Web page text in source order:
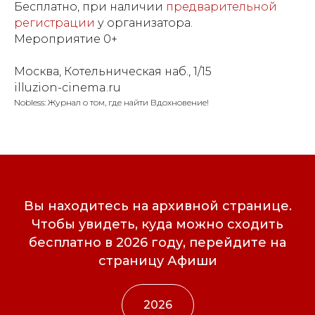
Бесплатно, при наличии предварительной
регистрации у организатора.
Мероприятие 0+
Москва, Котельническая наб., 1/15
illuzion-cinema.ru
Nobless: Журнал о том, где найти Вдохновение!
Вы находитесь на архивной странице.
Чтобы увидеть, куда можно сходить
бесплатно в 2026 году, перейдите на
страницу Афиши
2026